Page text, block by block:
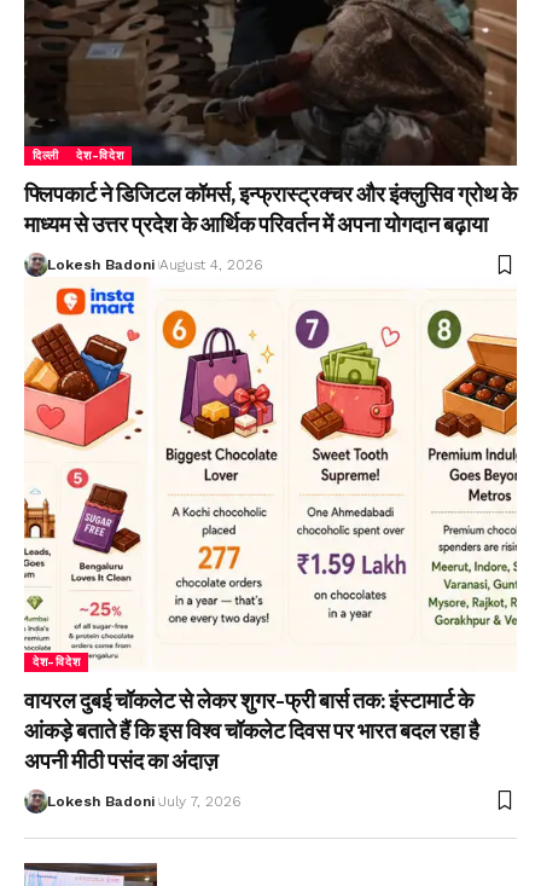
दिल्ली देश-विदेश
फ्लिपकार्ट ने डिजिटल कॉमर्स, इन्फ्रास्ट्रक्चर और इंक्लुसिव ग्रोथ के
माध्यम से उत्तर प्रदेश के आर्थिक परिवर्तन में अपना योगदान बढ़ाया
Lokesh Badoni August 4, 2026
देश-विदेश
वायरल दुबई चॉकलेट से लेकर शुगर-फ्री बार्स तक: इंस्टामार्ट के
आंकड़े बताते हैं कि इस विश्व चॉकलेट दिवस पर भारत बदल रहा है
अपनी मीठी पसंद का अंदाज़
Lokesh Badoni July 7, 2026